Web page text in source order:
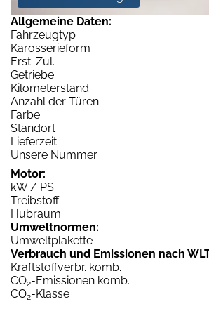
Allgemeine Daten:
Fahrzeugtyp
Karosserieform
Erst-Zul.
Getriebe
Kilometerstand
Anzahl der Türen
Farbe
Standort
Lieferzeit
Unsere Nummer
Motor:
kW / PS
Treibstoff
Hubraum
Umweltnormen:
Umweltplakette
Verbrauch und Emissionen nach
Kraftstoffverbr. komb.
CO2-Emissionen komb.
CO2-Klasse